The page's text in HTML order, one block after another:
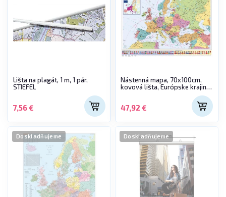
Lišta na plagát, 1 m, 1 pár,
STIEFEL
7,56 €
Nástenná mapa, 70x100cm,
kovová lišta, Európske krajiny
47,92 €
Doskladňujeme Doskladňujeme